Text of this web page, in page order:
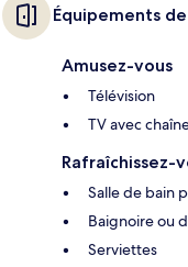
Équipements
Amusez-vous
Télévision
TV avec
Rafraîchissez-
Salle de bain
Baignoire ou
Serviettes